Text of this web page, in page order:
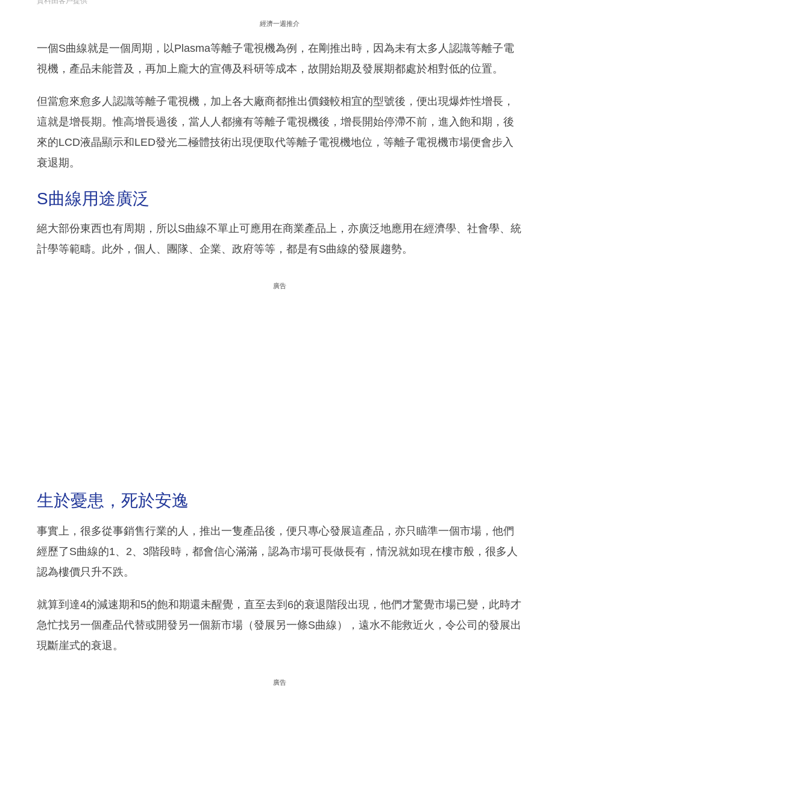
經濟一週推介
一個S曲線就是一個周期，以Plasma等離子電視機為例，在剛推出時，因為未有太多人認識等離子電
視機，產品未能普及，再加上龐大的宣傳及科研等成本，故開始期及發展期都處於相對低的位置。
但當愈來愈多人認識等離子電視機，加上各大廠商都推出價錢較相宜的型號後，便出現爆炸性增長，
這就是增長期。惟高增長過後，當人人都擁有等離子電視機後，增長開始停滯不前，進入飽和期，後
來的LCD液晶顯示和LED發光二極體技術出現便取代等離子電視機地位，等離子電視機市場便會步入
衰退期。
S曲線用途廣泛
絕大部份東西也有周期，所以S曲線不單止可應用在商業產品上，亦廣泛地應用在經濟學、社會學、統
計學等範疇。此外，個人、團隊、企業、政府等等，都是有S曲線的發展趨勢。
廣告
生於憂患，死於安逸
事實上，很多從事銷售行業的人，推出一隻產品後，便只專心發展這產品，亦只瞄準一個市場，他們
經歷了S曲線的1、2、3階段時，都會信心滿滿，認為市場可長做長有，情況就如現在樓市般，很多人
認為樓價只升不跌。
就算到達4的減速期和5的飽和期還未醒覺，直至去到6的衰退階段出現，他們才驚覺市場已變，此時才
急忙找另一個產品代替或開發另一個新市場（發展另一條S曲線），遠水不能救近火，令公司的發展出
現斷崖式的衰退。
廣告